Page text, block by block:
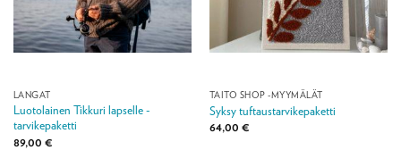
LANGAT
Luotolainen Tikkuri lapselle -
tarvikepaketti
89,00 €
TAITO SHOP -MYYMÄLÄT
Syksy tuftaustarvikepaketti
64,00 €